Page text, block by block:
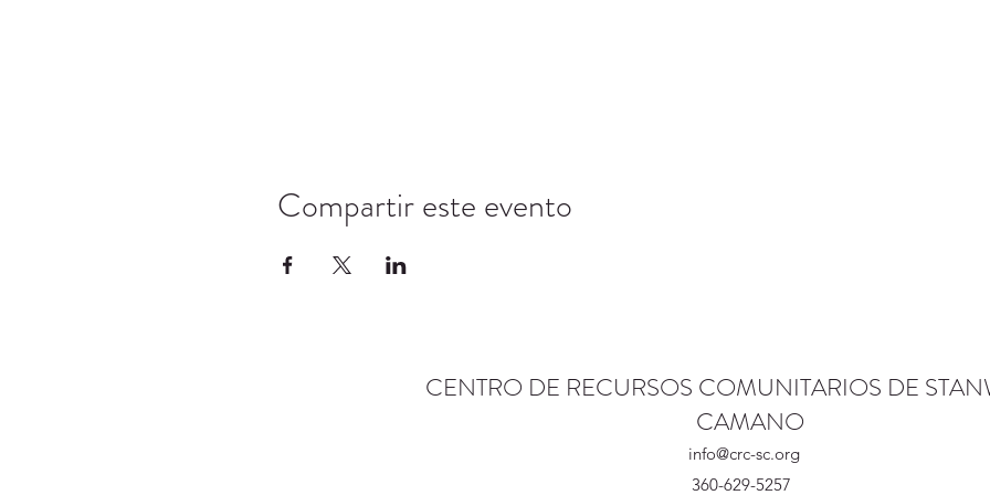
Compartir este evento
CENTRO DE RECURSOS COMUNITARIOS DE
CAMANO
info@crc-sc.org
360-629-5257